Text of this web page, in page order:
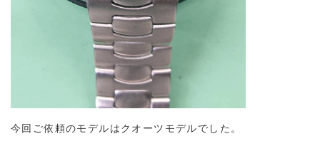
今回ご依頼のモデルはクオーツモデルでした。